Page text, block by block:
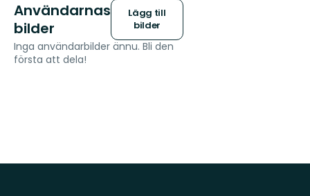
Användarnas
bilder
Lägg till
bilder
Inga användarbilder ännu. Bli den
första att dela!